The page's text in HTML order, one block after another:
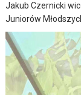
Jakub Czernicki
Juniorów